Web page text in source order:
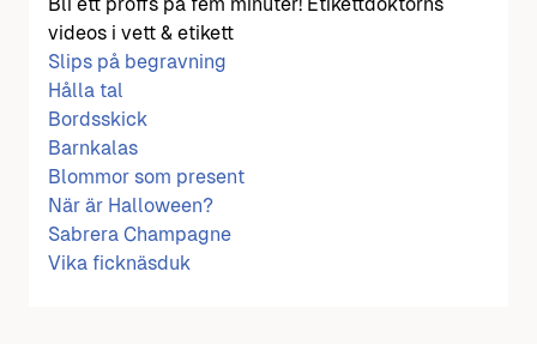
videos i vett & etikett
Slips på begravning
Hålla tal
Bordsskick
Barnkalas
Blommor som present
När är Halloween?
Sabrera Champagne
Vika ficknäsduk